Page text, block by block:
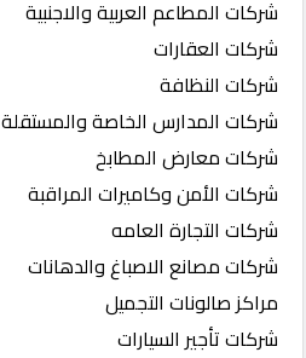
شركات المطاعم العربية والاجنبية
شركات العقارات
شركات النظافة
شركات المدارس الخاصة والمستقلة
شركات معارض المطابخ
شركات الأمن وكاميرات المراقبة
شركات التجارة العامه
شركات مصانع الاصباغ والدهانات
مراكز صالونات التجميل
شركات تأجير السيارات